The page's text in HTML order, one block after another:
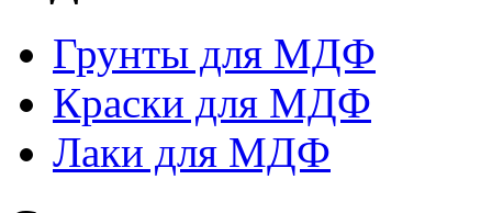
Грунты для МДФ
Краски для МДФ
Лаки для МДФ